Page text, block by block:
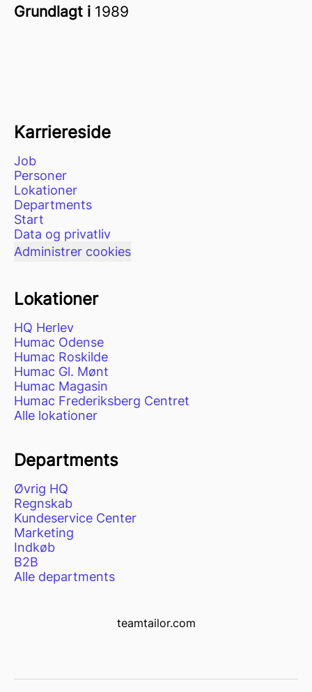
Grundlagt i 1989
Karriereside
Job
Personer
Lokationer
Departments
Start
Data og privatliv
Administrer cookies
Lokationer
HQ Herlev
Humac Odense
Humac Roskilde
Humac Gl. Mønt
Humac Magasin
Humac Frederiksberg Centret
Alle lokationer
Departments
Øvrig HQ
Regnskab
Kundeservice Center
Marketing
Indkøb
B2B
Alle departments
teamtailor.com